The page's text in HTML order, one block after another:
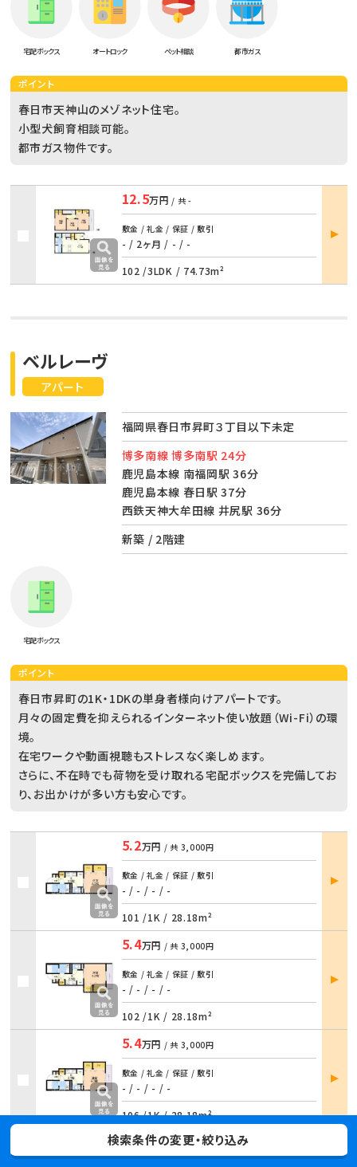
宅配ボックス オートロック ペット相談 都市ガス
ポイント
春日市天神山のメゾネット住宅。
小型犬飼育相談可能。
都市ガス物件です。
12.5万円 / 共-
敷金 / 礼金 / 保証 / 敷引
- / 2ヶ月 / - / -
102 /3LDK / 74.73m²
部屋
詳細
アパート
ベルレーヴ
福岡県春日市昇町３丁目以下未定
博多南線 博多南駅 24分
鹿児島本線 南福岡駅 36分
鹿児島本線 春日駅 37分
西鉄天神大牟田線 井尻駅 36分
新築 / 2階建
宅配ボックス
ポイント
春日市昇町の1K・1DKの単身者様向けアパートです。
月々の固定費を抑えられるインターネット使い放題（Wi-Fi）の環
境。
在宅ワークや動画視聴もストレスなく楽しめます。
さらに、不在時でも荷物を受け取れる宅配ボックスを完備してお
り、お出かけが多い方も安心です。
5.2万円 / 共 3,000円
敷金 / 礼金 / 保証 / 敷引
- / - / - / -
101 /1K / 28.18m²
部屋
詳細
5.4万円 / 共 3,000円
敷金 / 礼金 / 保証 / 敷引
- / - / - / -
102 /1K / 28.18m²
部屋
詳細
5.4万円 / 共 3,000円
敷金 / 礼金 / 保証 / 敷引
- / - / - / -
106 /1K/28.18m²
部屋
詳細
更に部屋を表示
検索条件の変更・絞り込み